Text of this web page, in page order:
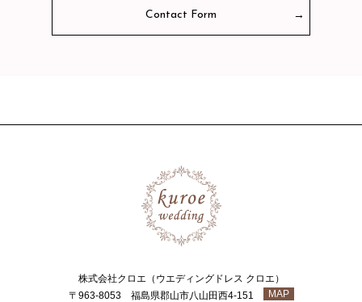
Contact Form
株式会社クロエ（ウエディングドレス クロエ）
〒963-8053 福島県郡山市八山田西4-151
MAP